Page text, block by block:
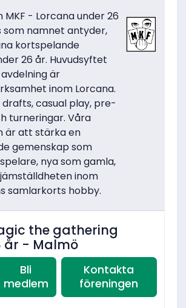
MKF - Lorcana under 26
som namnet antyder,
kortspelande
26 år. Huvudsyftet
är
inom Lorcana.
casual play, pre-
turneringar. Våra
är att stärka en
gemenskap som
nya som gamla,
inom
samlarkorts hobby.
the gathering
år - Malmö
Bli
medlem
Kontakta
föreningen